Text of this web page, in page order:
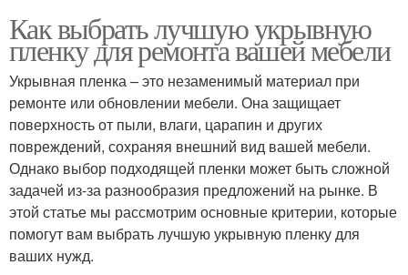
Как выбрать лучшую укрывную
пленку для ремонта вашей мебели
Укрывная пленка – это незаменимый материал при
ремонте или обновлении мебели. Она защищает
поверхность от пыли, влаги, царапин и других
повреждений, сохраняя внешний вид вашей мебели.
Однако выбор подходящей пленки может быть сложной
задачей из-за разнообразия предложений на рынке. В
этой статье мы рассмотрим основные критерии, которые
помогут вам выбрать лучшую укрывную пленку для
ваших нужд.